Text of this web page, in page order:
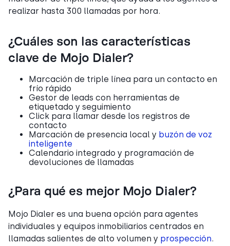
realizar hasta 300 llamadas por hora.
¿Cuáles son las características
clave de Mojo Dialer?
Marcación de triple línea para un contacto en
frío rápido
Gestor de leads con herramientas de
etiquetado y seguimiento
Click para llamar desde los registros de
contacto
Marcación de presencia local y buzón de voz
inteligente
Calendario integrado y programación de
devoluciones de llamadas
¿Para qué es mejor Mojo Dialer?
Mojo Dialer es una buena opción para agentes
individuales y equipos inmobiliarios centrados en
llamadas salientes de alto volumen y prospección.